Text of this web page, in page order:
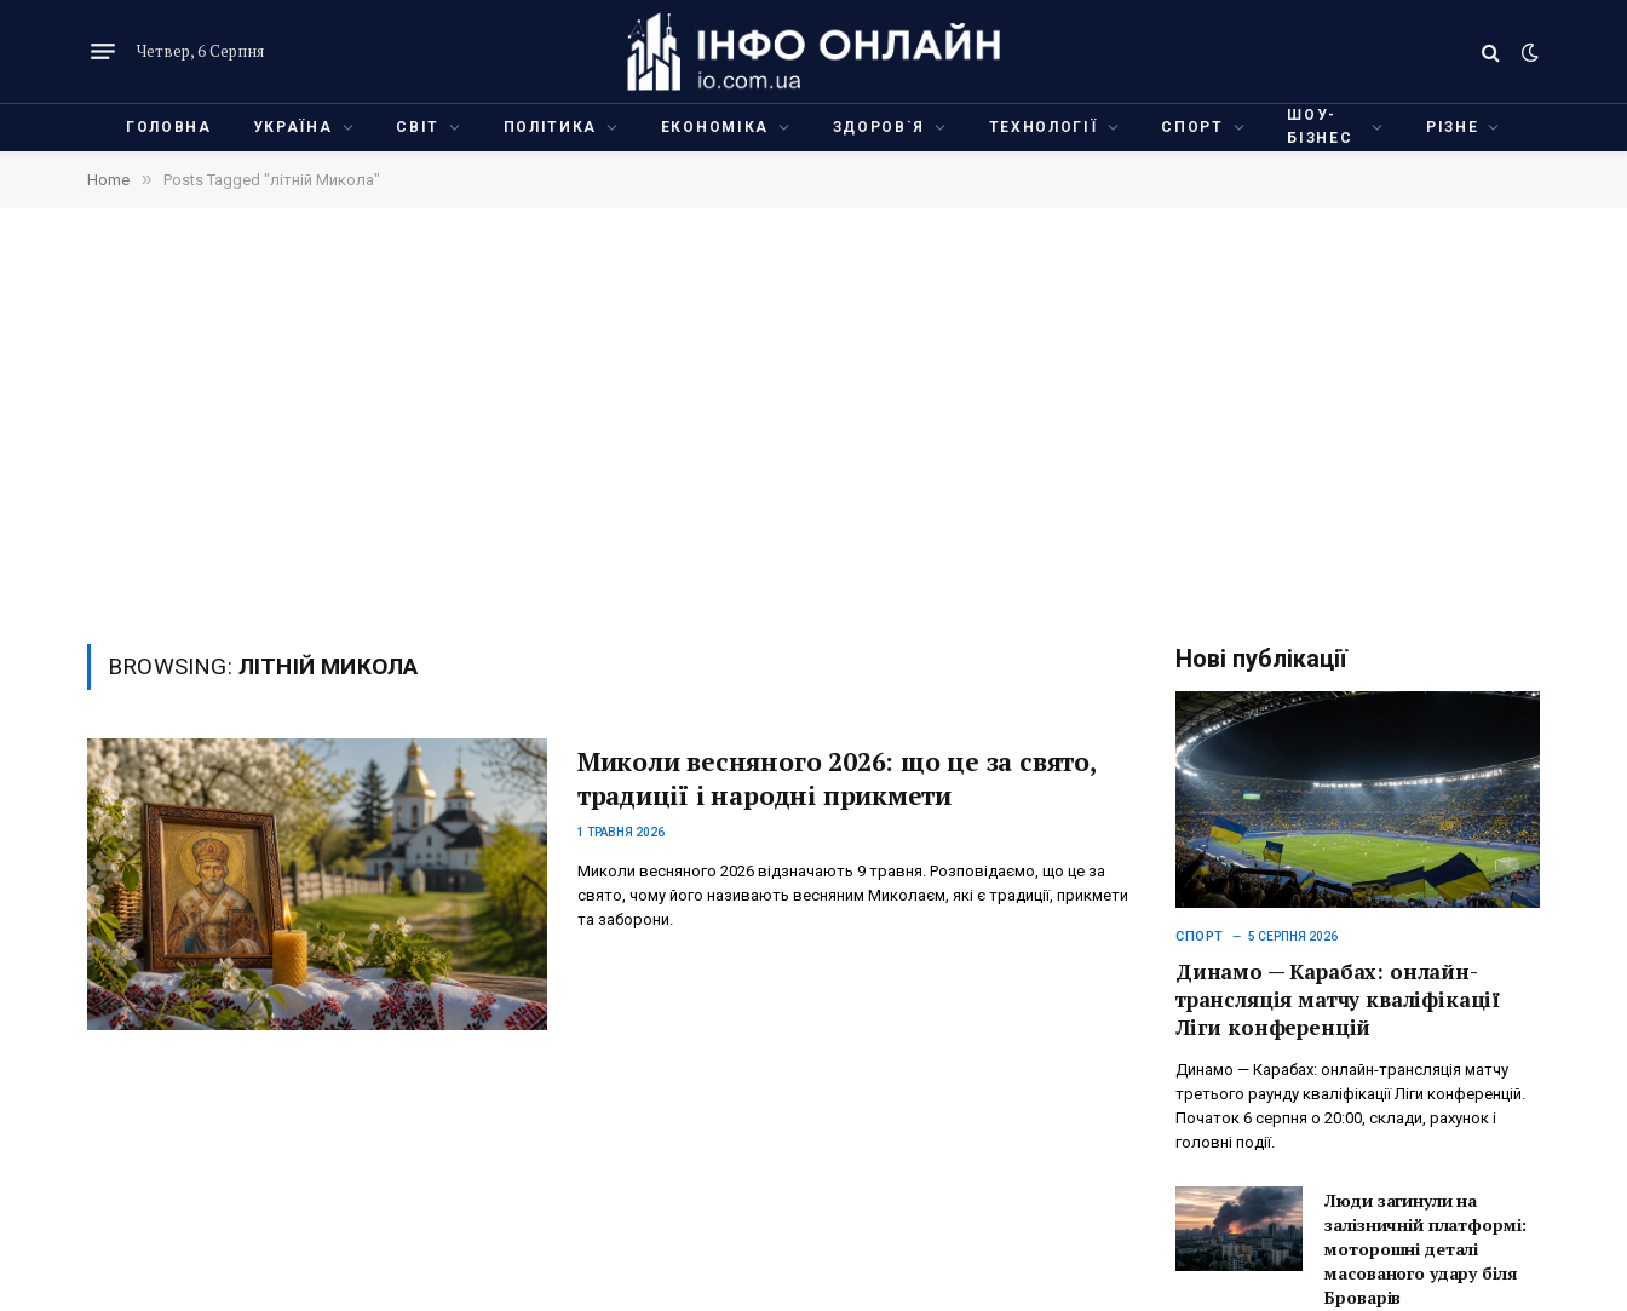
Четвер, 6 Серпня
ГОЛОВНА УКРАЇНА СВІТ ПОЛІТИКА ЕКОНОМІКА ЗДОРОВ`Я ТЕХНОЛОГІЇ СПОРТ
ШОУ-
БІЗНЕС
РІЗНЕ
Home » Posts Tagged "літній Микола"
BROWSING: ЛІТНІЙ МИКОЛА
Миколи весняного 2026: що це за свято,
традиції і народні прикмети
1 ТРАВНЯ 2026
Миколи весняного 2026 відзначають 9 травня. Розповідаємо, що це за
свято, чому його називають весняним Миколаєм, які є традиції, прикмети
та заборони.
Нові публікації
СПОРТ 5 СЕРПНЯ 2026
Динамо — Карабах: онлайн-
трансляція матчу кваліфікації
Ліги конференцій
Динамо — Карабах: онлайн-трансляція матчу
третього раунду кваліфікації Ліги конференцій.
Початок 6 серпня о 20:00, склади, рахунок і
головні події.
Люди загинули на
залізничній платформі:
моторошні деталі
масованого удару біля
Броварів